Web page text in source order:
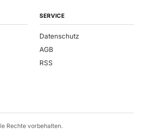
SERVICE
Datenschutz
AGB
RSS
Rechte vorbehalten.